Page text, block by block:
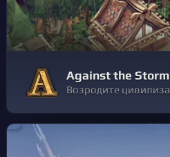
Against the Storm